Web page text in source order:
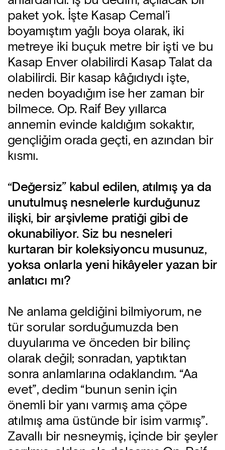
paket yok. İşte Kasap Cemal’i
boyamıştım yağlı boya olarak, iki
metreye iki buçuk metre bir işti ve bu
Kasap Enver olabilirdi Kasap Talat da
olabilirdi. Bir kasap kâğıdıydı işte,
neden boyadığım ise her zaman bir
bilmece. Op. Raif Bey yıllarca
annemin evinde kaldığım sokaktır,
gençliğim orada geçti, en azından bir
kısmı.
“Değersiz” kabul edilen, atılmış ya da
unutulmuş nesnelerle kurduğunuz
ilişki, bir arşivleme pratiği gibi de
okunabiliyor. Siz bu nesneleri
kurtaran bir koleksiyoncu musunuz,
yoksa onlarla yeni hikâyeler yazan bir
anlatıcı mı?
Ne anlama geldiğini bilmiyorum, ne
tür sorular sorduğumuzda ben
duyularıma ve önceden bir bilinç
olarak değil; sonradan, yaptıktan
sonra anlamlarına odaklandım. “Aa
evet”, dedim “bunun senin için
önemli bir yanı varmış ama çöpe
atılmış ama üstünde bir isim varmış”.
Zavallı bir nesneymiş, içinde bir şeyler